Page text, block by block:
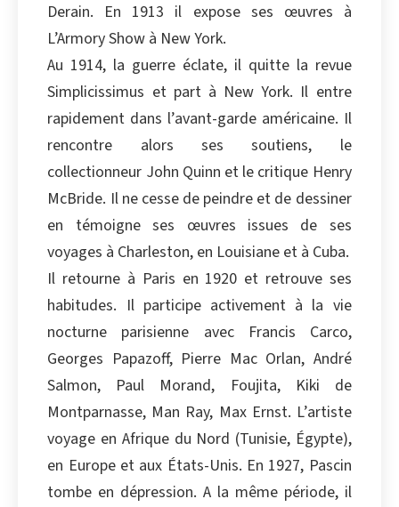
Derain. En 1913 il expose ses œuvres à
L’Armory Show à New York.
Au 1914, la guerre éclate, il quitte la revue
Simplicissimus et part à New York. Il entre
rapidement dans l’avant-garde américaine. Il
rencontre alors ses soutiens, le
collectionneur John Quinn et le critique Henry
McBride. Il ne cesse de peindre et de dessiner
en témoigne ses œuvres issues de ses
voyages à Charleston, en Louisiane et à Cuba.
Il retourne à Paris en 1920 et retrouve ses
habitudes. Il participe activement à la vie
nocturne parisienne avec Francis Carco,
Georges Papazoff, Pierre Mac Orlan, André
Salmon, Paul Morand, Foujita, Kiki de
Montparnasse, Man Ray, Max Ernst. L’artiste
voyage en Afrique du Nord (Tunisie, Égypte),
en Europe et aux États-Unis. En 1927, Pascin
tombe en dépression. A la même période, il